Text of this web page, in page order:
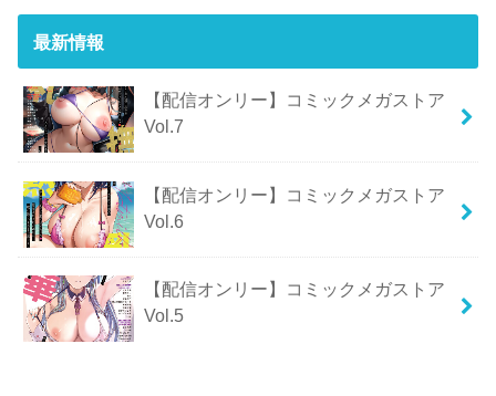
最新情報
【配信オンリー】コミックメガストア
Vol.7
【配信オンリー】コミックメガストア
Vol.6
【配信オンリー】コミックメガストア
Vol.5